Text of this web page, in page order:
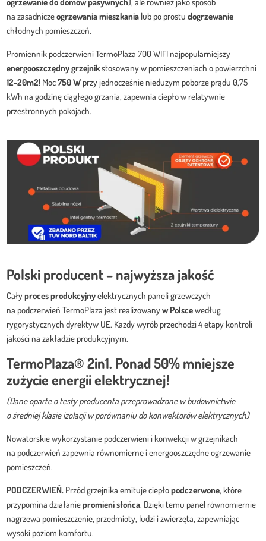
na zasadniczeogrzewania mieszkania lub po prostudogrzewanie
chłodnych pomieszczeń.
Promiennik podczerwieni TermoPlaza 700 WIFI najpopularniejszy
energooszczędny grzejnikstosowany w pomieszczeniach o powierzchni
12-20m2! Moc750 W przy jednocześnie niedużym poborze prądu 0,75
kWh na godzinę ciągłego grzania, zapewnia ciepło w relatywnie
przestronnych pokojach.
Polski producent – najwyższa jakość
Całyprocesprodukcyjnyelektrycznych paneli grzewczych
na podczerwień TermoPlaza jest realizowanyw Polscewedług
rygorystycznych dyrektyw UE. Każdy wyrób przechodzi 4 etapy kontroli
jakości na zakładzie produkcyjnym.
TermoPlaza®2in1. Ponad 50% mniejsze
zużycie energii elektrycznej!
(Dane oparte o testy producenta przeprowadzone w budownictwie
o średniej klasie izolacji w porównaniu do konwektorów elektrycznych)
Nowatorskie wykorzystanie podczerwieni i konwekcji w grzejnikach
na podczerwień zapewnia równomierne i energooszczędne ogrzewanie
pomieszczeń.
PODCZERWIEŃ. Przód grzejnika emituje ciepłopodczerwone, które
przypomina działaniepromieni słońca. Dzięki temu panel równomiernie
nagrzewa pomieszczenie, przedmioty, ludzi i zwierzęta, zapewniając
wysoki poziom komfortu.